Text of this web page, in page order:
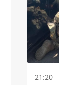
21:20